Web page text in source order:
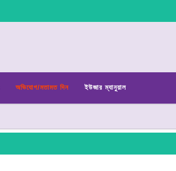
অভিযোগ/মতামত দিন ইউজার ম্যানুয়াল